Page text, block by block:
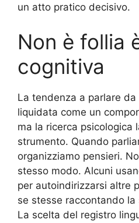
un atto pratico decisivo.
Non è follia
cognitiva
La tendenza a parlare
liquidata come un
ma la ricerca psicologica
strumento. Quando
organizziamo pensieri.
stesso modo. Alcuni
per autoindirizzarsi altre
se stesse raccontando
La scelta del registro